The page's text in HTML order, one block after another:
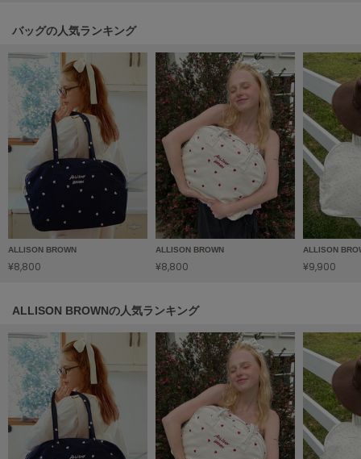
Sneakers by emmi
スニーカーズ バイ エミ
Snow Peak
スノーピーク
SNIDEL
スナイデル
SNIDEL HOME
スナイデル ホーム
SOFER
ソフェル
サムウェアバター
ソリン
Stylevoice for xxx
スタイルヴォイスフォー
SUICOKE
スイコック
SUPERGA
スペルガ
バッグの人気ランキング
ALLISON BROWN
¥8,800
ALLISON BROWN
¥8,800
ALLISON
¥9,900
ALLISON BROWNの人気ランキング